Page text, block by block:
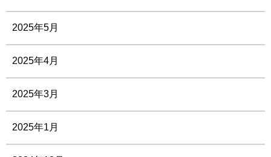
2025年5月
2025年4月
2025年3月
2025年1月